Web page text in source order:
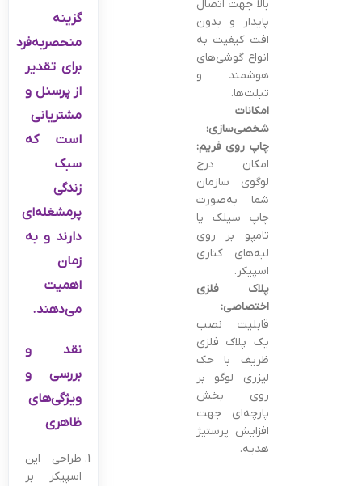
بالا جهت اتصال
پایدار و بدون
افت کیفیت به
انواع گوشی‌های
هوشمند و
تبلت‌ها.
امکانات
شخصی‌سازی:
چاپ روی فریم:
امکان درج
لوگوی سازمان
شما به‌صورت
چاپ سیلک یا
تامپو بر روی
لبه‌های کناری
اسپیکر.
پلاک فلزی
اختصاصی:
قابلیت نصب
یک پلاک فلزی
ظریف با حک
لیزری لوگو بر
روی بخش
پارچه‌ای جهت
افزایش پرستیژ
هدیه.
گزینه
منحصربه‌فرد
برای تقدیر
از پرسنل و
مشتریانی
است که
سبک
زندگی
پرمشغله‌ای
دارند و به
زمان
اهمیت
می‌دهند.
نقد و
بررسی و
ویژگی‌های
ظاهری
طراحی این
اسپیکر بر